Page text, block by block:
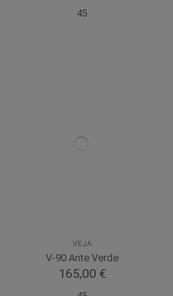
45
VEJA
V-90 Ante Verde
165,00 €